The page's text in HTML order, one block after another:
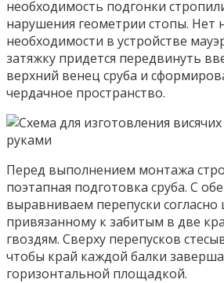
необходимость подгонки
нарушения геометрии стопы. Нет
необходимости в устройстве
затяжку придется передвинуть
верхний венец сруба и
чердачное пространство.
Перед выполнением монтажа
поэтапная подготовка сруба. С
выравниваем перепуски согласно
привязанному к забитым в две
гвоздям. Сверху перепусков
чтобы край каждой балки
горизонтальной площадкой.